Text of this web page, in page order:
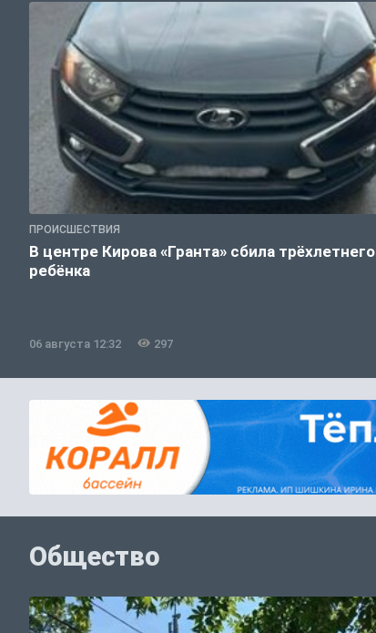
ПРОИСШЕСТВИЯ
В центре Кирова «Гранта» сбила трёхлетнего
ребёнка
06 августа 12:32 297
Общество